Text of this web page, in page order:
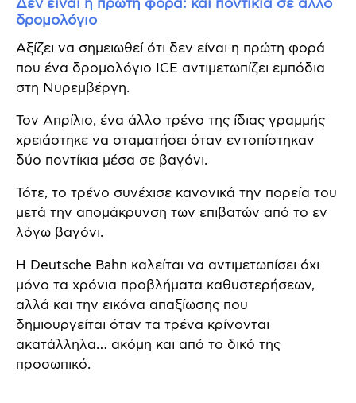
δρομολόγιο
Αξίζει να σημειωθεί ότι δεν είναι η πρώτη φορά
που ένα δρομολόγιο ICE αντιμετωπίζει εμπόδια
στη Νυρεμβέργη.
Τον Απρίλιο, ένα άλλο τρένο της ίδιας γραμμής
χρειάστηκε να σταματήσει όταν εντοπίστηκαν
δύο ποντίκια μέσα σε βαγόνι.
Τότε, το τρένο συνέχισε κανονικά την πορεία του
μετά την απομάκρυνση των επιβατών από το εν
λόγω βαγόνι.
Η Deutsche Bahn καλείται να αντιμετωπίσει όχι
μόνο τα χρόνια προβλήματα καθυστερήσεων,
αλλά και την εικόνα απαξίωσης που
δημιουργείται όταν τα τρένα κρίνονται
ακατάλληλα… ακόμη και από το δικό της
προσωπικό.